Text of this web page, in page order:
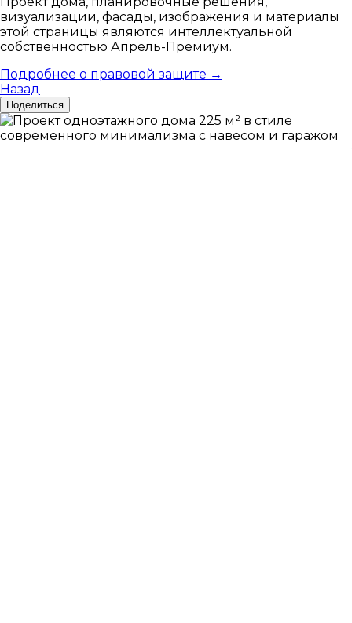
визуализации, фасады, изображения и материалы
этой страницы являются интеллектуальной
собственностью Апрель-Премиум.
Подробнее о правовой защите →
Назад
Поделиться